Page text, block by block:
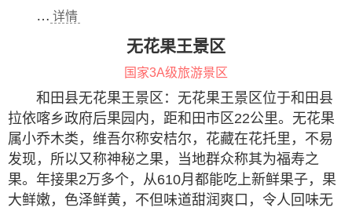
… 详情
无花果王景区
国家3A级旅游景区
和田县无花果王景区：无花果王景区位于和田县
拉依喀乡政府后果园内，距和田市区22公里。无花果
属小乔木类，维吾尔称安桔尔，花藏在花托里，不易
发现，所以又称神秘之果，当地群众称其为福寿之
果。年接果2万多个，从610月都能吃上新鲜果子，果
大鲜嫩，色泽鲜黄，不但味道甜润爽口，令人回味无